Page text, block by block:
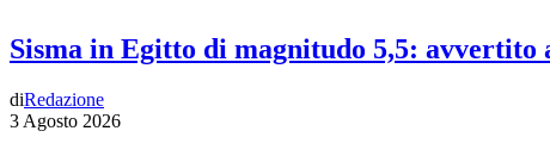
Sisma in Egitto di magnitudo 5,5: avvertito
diRedazione
3 Agosto 2026